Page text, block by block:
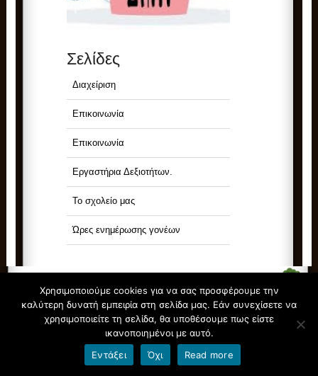
Σελίδες
Διαχείριση
Επικοινωνία
Επικοινωνία
Εργαστήρια Δεξιοτήτων.
Το σχολείο μας
Ώρες ενημέρωσης γονέων
© All Rights Reserved.36ο ΝΗΠΙΑΓΩΓΕΙΟ ΛΑΡΙΣΑΣ
Φιλοξενείται απόBlogs.sch.gr
Όροι χρήσης blogs.sch.gr|Δήλωση προσβασιμότητας
Χρησιμοποιούμε cookies για να σας προσφέρουμε την
καλύτερη δυνατή εμπειρία στη σελίδα μας. Εάν συνεχίσετε να
χρησιμοποιείτε τη σελίδα, θα υποθέσουμε πως είστε
ικανοποιημένοι με αυτό.
Εντάξει
Όχι Read more